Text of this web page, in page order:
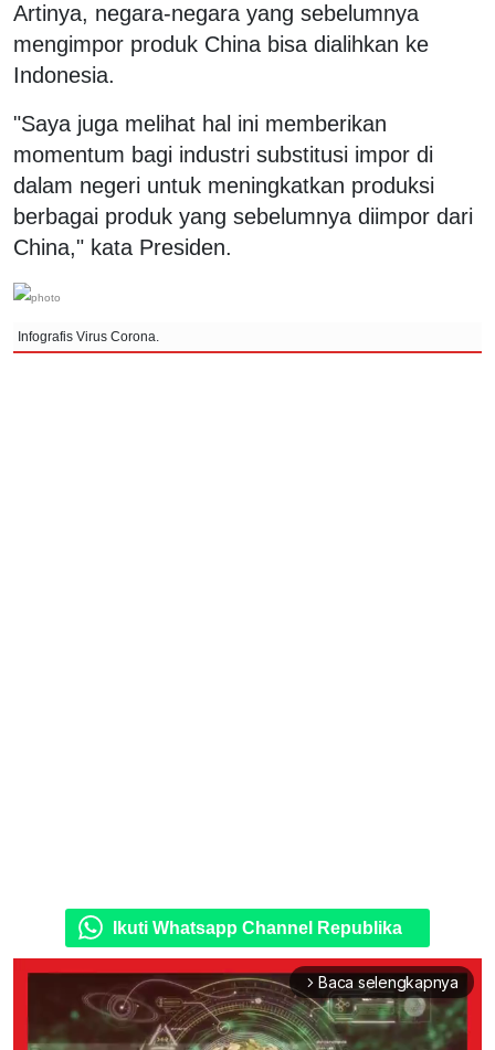
Artinya, negara-negara yang sebelumnya
mengimpor produk China bisa dialihkan ke
Indonesia.
"Saya juga melihat hal ini memberikan
momentum bagi industri substitusi impor di
dalam negeri untuk meningkatkan produksi
berbagai produk yang sebelumnya diimpor dari
China," kata Presiden.
Infografis Virus Corona.
Ikuti Whatsapp Channel Republika
arrow_forward_ios Baca selengkapnya